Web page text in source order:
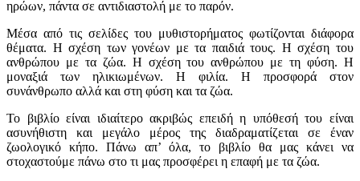
ηρώων, πάντα σε αντιδιαστολή με το παρόν.
Μέσα από τις σελίδες του μυθιστορήματος φωτίζονται διάφορα
θέματα. Η σχέση των γονέων με τα παιδιά τους. Η σχέση του
ανθρώπου με τα ζώα. Η σχέση του ανθρώπου με τη φύση. Η
μοναξιά των ηλικιωμένων. Η φιλία. Η προσφορά στον
συνάνθρωπο αλλά και στη φύση και τα ζώα.
Το βιβλίο είναι ιδιαίτερο ακριβώς επειδή η υπόθεσή του είναι
ασυνήθιστη και μεγάλο μέρος της διαδραματίζεται σε έναν
ζωολογικό κήπο. Πάνω απ’ όλα, το βιβλίο θα μας κάνει να
στοχαστούμε πάνω στο τι μας προσφέρει η επαφή με τα ζώα.